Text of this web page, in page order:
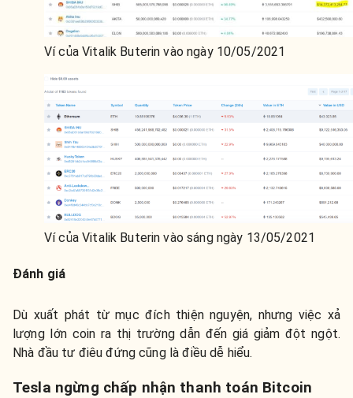
Ví của Vitalik Buterin vào ngày 10/05/2021
Ví của Vitalik Buterin vào sáng ngày 13/05/2021
Đánh giá
Dù xuất phát từ mục đích thiện nguyện, nhưng việc xả
lượng lớn coin ra thị trường dẫn đến giá giảm đột ngột.
Nhà đầu tư điêu đứng cũng là điều dễ hiểu.
Tesla ngừng chấp nhận thanh toán Bitcoin